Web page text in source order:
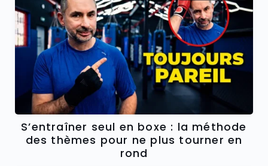
S’entraîner seul en boxe : la méthode
des thèmes pour ne plus tourner en
rond